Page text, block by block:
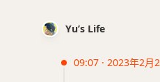
Yu’s Life
09:07 · 2023年2月